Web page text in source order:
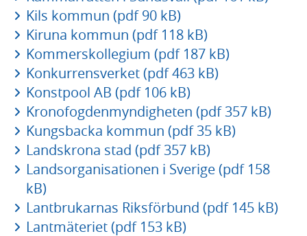
Kils kommun (pdf 90 kB)
Kiruna kommun (pdf 118 kB)
Kommerskollegium (pdf 187 kB)
Konkurrensverket (pdf 463 kB)
Konstpool AB (pdf 106 kB)
Kronofogdenmyndigheten (pdf 357 kB)
Kungsbacka kommun (pdf 35 kB)
Landskrona stad (pdf 357 kB)
Landsorganisationen i Sverige (pdf 158
kB)
Lantbrukarnas Riksförbund (pdf 145 kB)
Lantmäteriet (pdf 153 kB)